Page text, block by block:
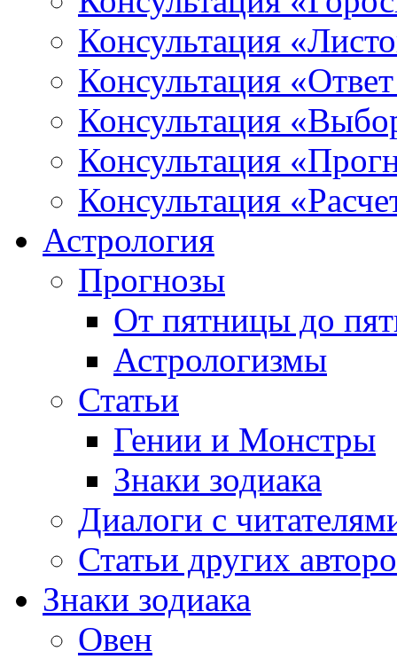
Консультация
Консультация
Консультация
Консультация
Консультация
Астрология
Прогнозы
От пятницы до
Астрологизмы
Статьи
Гении и Монстры
Знаки зодиака
Диалоги с
Статьи других
Знаки зодиака
Овен